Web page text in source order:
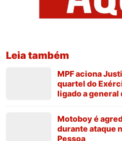
Leia também
MPF aciona
quartel do
ligado a general
Motoboy é
durante ataque
Pessoa